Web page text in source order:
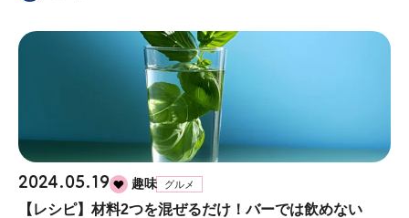
2024.05.19 趣味 グルメ
【レシピ】材料2つを混ぜるだけ！バーでは飲めない